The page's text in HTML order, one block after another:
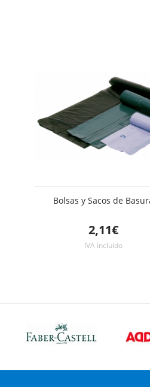
Bolsas y Sacos de
2,11€
IVA incluido